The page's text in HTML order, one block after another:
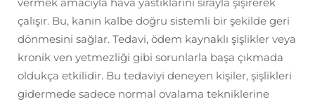
çalışır. Bu, kanın kalbe doğru sistemli bir şekilde geri
dönmesini sağlar. Tedavi, ödem kaynaklı şişlikler veya
kronik ven yetmezliği gibi sorunlarla başa çıkmada
oldukça etkilidir. Bu tedaviyi deneyen kişiler, şişlikleri
gidermede sadece normal ovalama tekniklerine